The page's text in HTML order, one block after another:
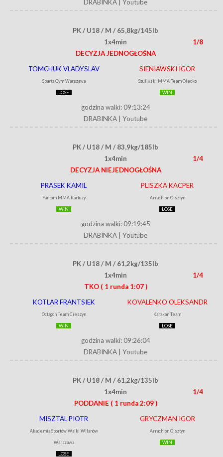
DRABINKA Youtube
PK / U18 / M / 65,8kg/145lb
1x4min
1/8
DECYZJA JEDNOGŁOŚNA
TOMCHUK VLADYSLAV
Sparta Gym Warszawa
LOSE
SIENIAWSKI IGOR
Szuliński MMA Team Olecko
WIN
godzina walki: 09:13:24
DRABINKA
Youtube
PK / U18 / M / 83,9kg/185lb
1x4min
1/4
DECYZJA NIEJEDNOGŁOŚNA
PRASEK KAMIL
Fantom MMA Kartuzy
WIN
PLISZKA KACPER
Arrachion Olsztyn
LOSE
godzina walki: 09:19:45
DRABINKA
Youtube
PK / U18 / M / 61,2kg/135lb
1x4min
1/4
TKO ( 1 runda 1:07 )
KOTLAR FRANTSIEK
Octagon Team Cieszyn
WIN
KOVALENKO OLEKSANDR
Karakan Team
LOSE
godzina walki: 09:26:04
DRABINKA
Youtube
PK / U18 / M / 61,2kg/135lb
1x4min
1/4
PODDANIE ( 1 runda 2:09 )
MISZTAL PIOTR
Akademia Sportów Walki Wilanów
Warszawa
LOSE
GRYCZMAN IGOR
Arrachion Olsztyn
WIN